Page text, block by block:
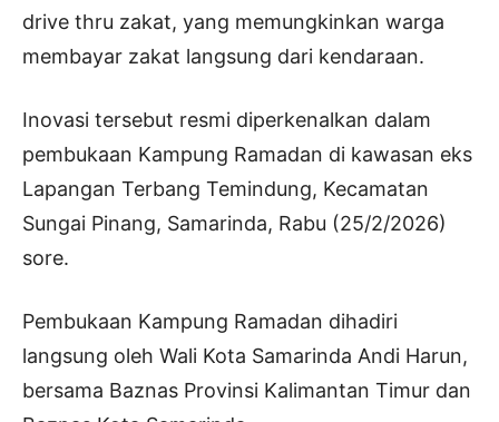
drive thru zakat, yang memungkinkan warga
membayar zakat langsung dari kendaraan.
Inovasi tersebut resmi diperkenalkan dalam
pembukaan Kampung Ramadan di kawasan eks
Lapangan Terbang Temindung, Kecamatan
Sungai Pinang, Samarinda, Rabu (25/2/2026)
sore.
Pembukaan Kampung Ramadan dihadiri
langsung oleh Wali Kota Samarinda Andi Harun,
bersama Baznas Provinsi Kalimantan Timur dan